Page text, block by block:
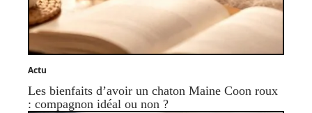
Actu
Les bienfaits d’avoir un chaton Maine Coon roux
: compagnon idéal ou non ?